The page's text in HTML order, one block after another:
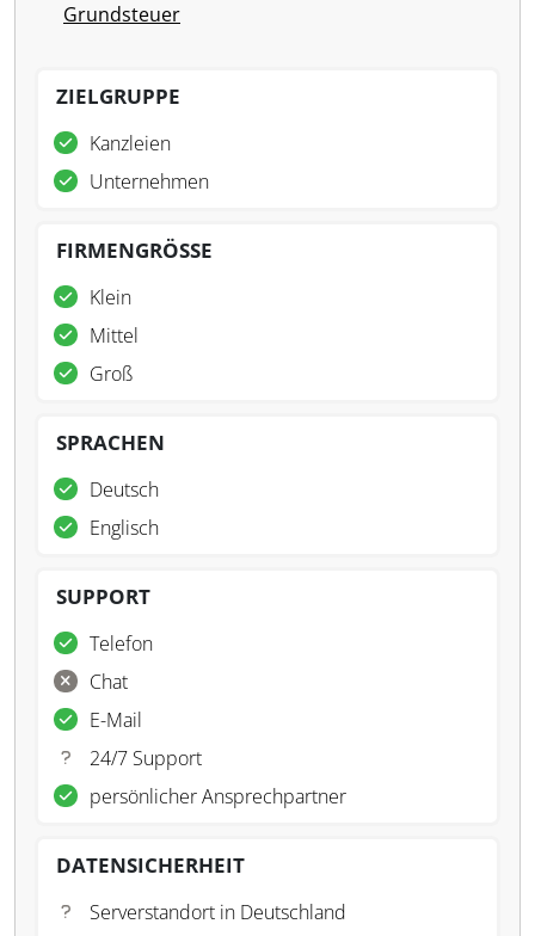
Grundsteuer
ZIELGRUPPE
Kanzleien
Unternehmen
FIRMENGRÖSSE
Klein
Mittel
Groß
SPRACHEN
Deutsch
Englisch
SUPPORT
Telefon
Chat
E-Mail
24/7 Support
persönlicher Ansprechpartner
DATENSICHERHEIT
Serverstandort in Deutschland